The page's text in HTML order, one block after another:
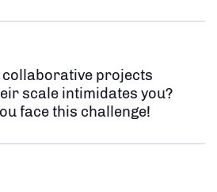
projects
scale intimidates you?
face this challenge!